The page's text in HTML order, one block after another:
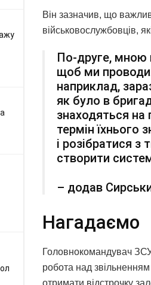
Він зазначив, що
військовослужбовців,
По-друге, мною
щоб ми
наприклад,
як було в
знаходяться на
термін їхнього
і розібратися з
створити
– додав
Нагадаємо
Головнокомандувач
робота над звільненням